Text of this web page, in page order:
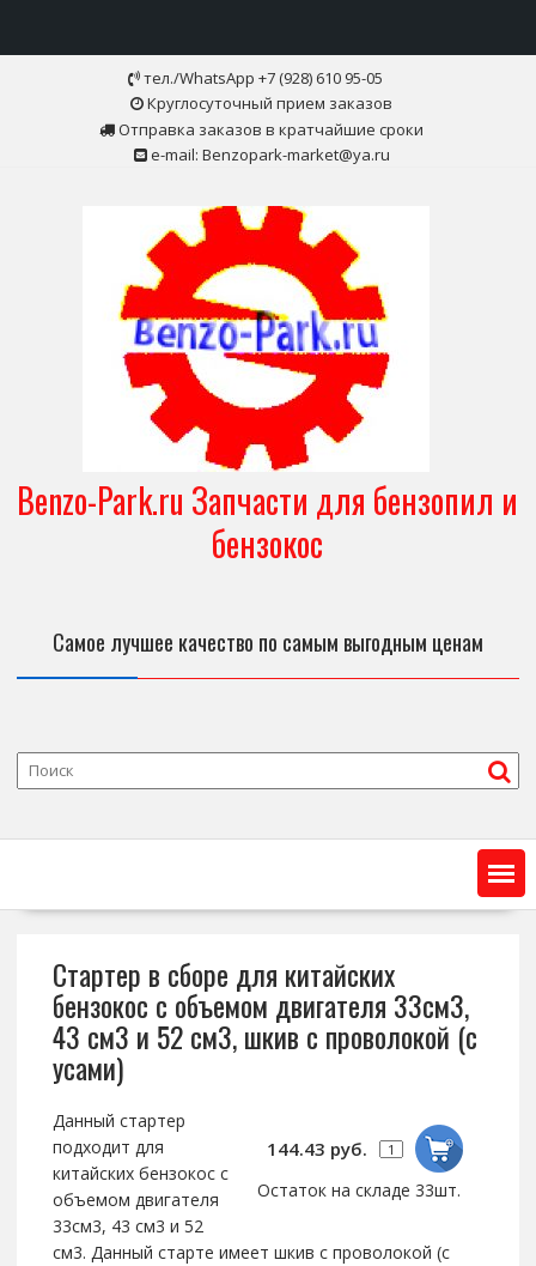
тел./WhatsApp +7 (928) 610 95-05
Круглосуточный прием заказов
Отправка заказов в кратчайшие сроки
e-mail: Benzopark-market@ya.ru
Benzo-Park.ru Запчасти для бензопил и
бензокос
Самое лучшее качество по самым выгодным ценам
Стартер в сборе для китайских
бензокос с объемом двигателя 33см3,
43 см3 и 52 см3, шкив с проволокой (с
усами)
144.43 руб.
Остаток на складе 33шт.
Данный стартер
подходит для
китайских бензокос с
объемом двигателя
33см3, 43 см3 и 52
см3. Данный старте имеет шкив с проволокой (с